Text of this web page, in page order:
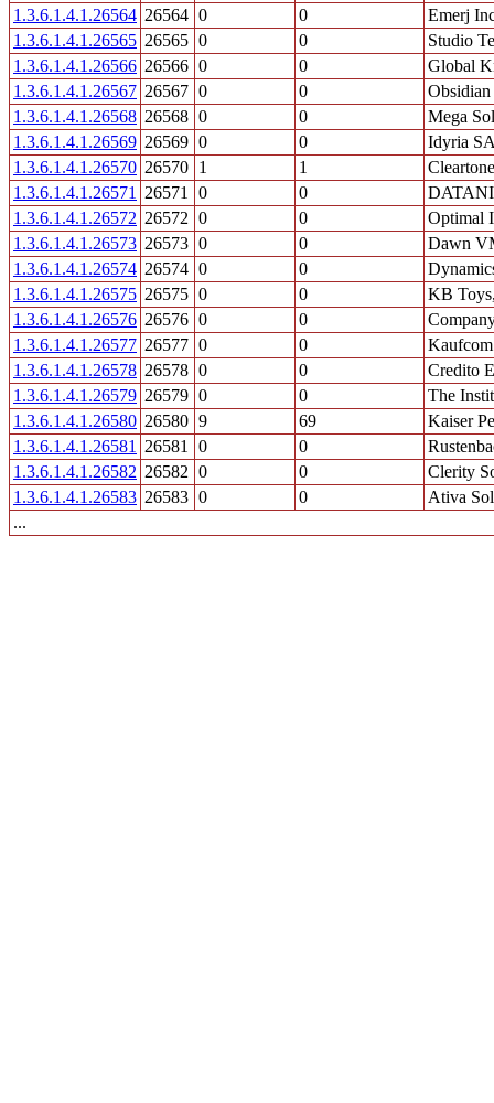
1.3.6.1.4.1.26564 26564 0 0
Emerj
1.3.6.1.4.1.26565 26565 0 0
Studio
1.3.6.1.4.1.26566 26566 0 0
Global
1.3.6.1.4.1.26567 26567 0 0
1.3.6.1.4.1.26568 26568 0 0
Mega
1.3.6.1.4.1.26569 26569 0 0
Idyria
1.3.6.1.4.1.26570 26570 1 1
1.3.6.1.4.1.26571
26571 0 0
1.3.6.1.4.1.26572 26572 0 0
Optimal
1.3.6.1.4.1.26573 26573 0 0
Dawn
1.3.6.1.4.1.26574 26574 0 0
1.3.6.1.4.1.26575 26575 0 0
KB
1.3.6.1.4.1.26576 26576 0 0
1.3.6.1.4.1.26577 26577 0 0
1.3.6.1.4.1.26578 26578 0 0
Credito
1.3.6.1.4.1.26579 26579 0 0
The
1.3.6.1.4.1.26580 26580 9 69
Kaiser
1.3.6.1.4.1.26581
26581 0 0
1.3.6.1.4.1.26582 26582 0 0
Clerity
1.3.6.1.4.1.26583 26583 0 0
Ativa
...